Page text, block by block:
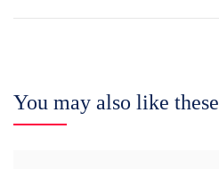
You may also like these